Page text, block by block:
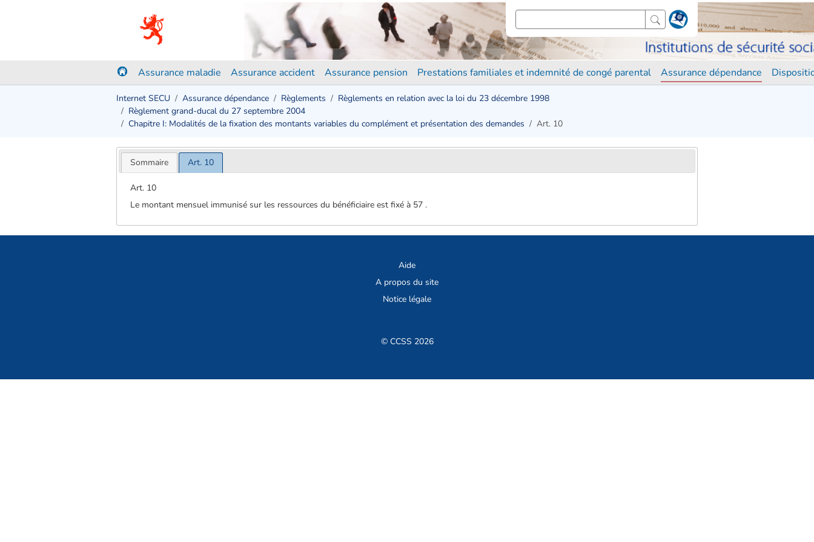
Assurance maladie Assurance accident Assurance pension Prestations familiales et indemnité de congé parental Assurance dépendance
Internet SECU Assurance dépendance Règlements
Règlements en relation avec la loi du 23 décembre 1998
Règlement grand-ducal du 27 septembre 2004
Chapitre I: Modalités de la fixation des montants variables du complément et présentation des demandes
Art. 10
Sommaire Art. 10
Art. 10
Le montant mensuel immunisé sur les ressources du bénéficiaire est fixé à 57 .
Aide
A propos du site
Notice légale
© CCSS 2026